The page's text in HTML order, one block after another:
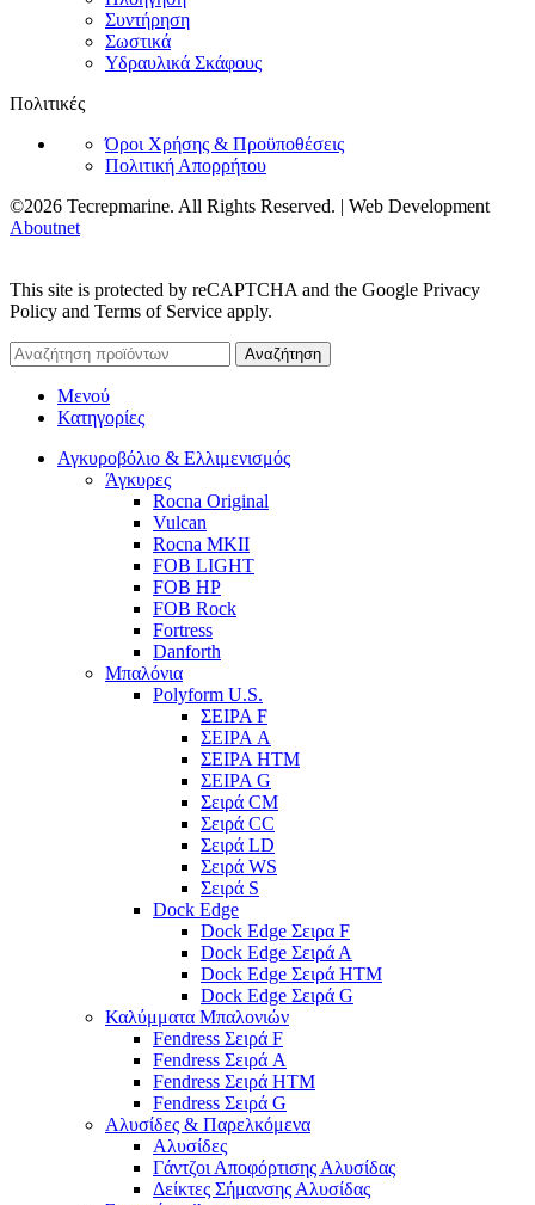
Συντήρηση
Σωστικά
Υδραυλικά Σκάφους
Πολιτικές
Όροι Χρήσης & Προϋποθέσεις
Πολιτική Απορρήτου
©2026 Tecrepmarine. All Rights Reserved. | Web Development
Aboutnet
This site is protected by reCAPTCHA and the Google Privacy
Policy and Terms of Service apply.
Αναζήτηση
Μενού
Κατηγορίες
Αγκυροβόλιο & Ελλιμενισμός
Άγκυρες
Rocna Original
Vulcan
Rocna MKII
FOB LIGHT
FOB HP
FOB Rock
Fortress
Danforth
Μπαλόνια
Polyform U.S.
ΣΕΙΡΑ F
ΣΕΙΡΑ A
ΣΕΙΡΑ HTM
ΣΕΙΡΑ G
Σειρά CM
Σειρά CC
Σειρά LD
Σειρά WS
Σειρά S
Dock Edge
Dock Edge Σειρα F
Dock Edge Σειρά Α
Dock Edge Σειρά HTM
Dock Edge Σειρά G
Καλύμματα Μπαλονιών
Fendress Σειρά F
Fendress Σειρά A
Fendress Σειρά HTM
Fendress Σειρά G
Αλυσίδες & Παρελκόμενα
Αλυσίδες
Γάντζοι Αποφόρτισης Αλυσίδας
Δείκτες Σήμανσης Αλυσίδας